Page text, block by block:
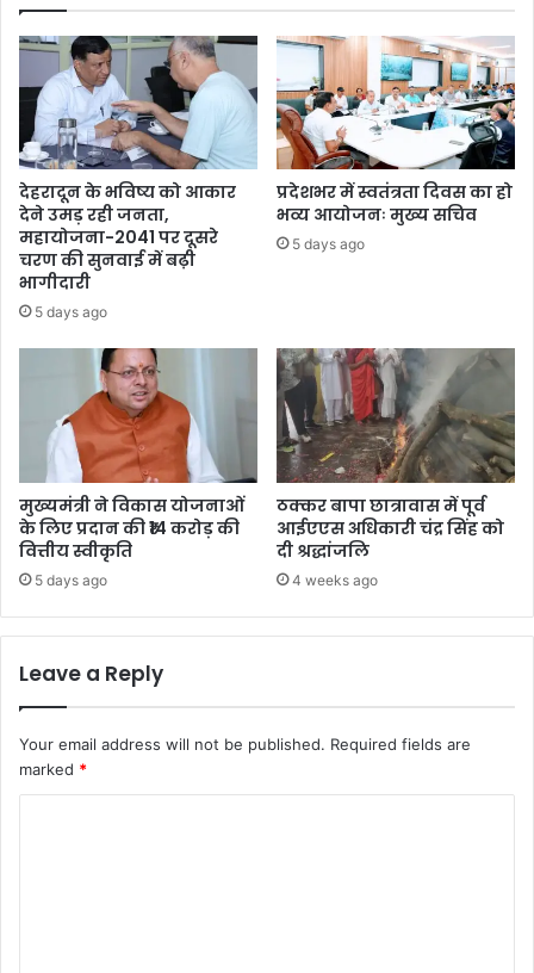
देहरादून के भविष्य को आकार
देने उमड़ रही जनता,
महायोजना-2041 पर दूसरे
चरण की सुनवाई में बढ़ी
भागीदारी
5 days ago
प्रदेशभर में स्वतंत्रता दिवस का हो
भव्य आयोजनः मुख्य सचिव
5 days ago
मुख्यमंत्री ने विकास योजनाओं
के लिए प्रदान की ₹14 करोड़ की
वित्तीय स्वीकृति
5 days ago
ठक्कर बापा छात्रावास में पूर्व
आईएएस अधिकारी चंद्र सिंह को
दी श्रद्धांजलि
4 weeks ago
Leave a Reply
Your email address will not be published. Required fields are
marked *